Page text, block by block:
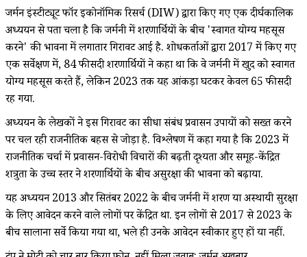
जर्मन इंस्टीट्यूट फॉर इकोनॉमिक रिसर्च (DIW) द्वारा किए गए एक दीर्घकालिक
अध्ययन से पता चला है कि जर्मनी में शरणार्थियों के बीच 'स्वागत योग्य महसूस
करने' की भावना में लगातार गिरावट आई है. शोधकर्ताओं द्वारा 2017 में किए गए
एक सर्वेक्षण में, 84 फीसदी शरणार्थियों ने कहा था कि वे जर्मनी में खुद को स्वागत
योग्य महसूस करते हैं, लेकिन 2023 तक यह आंकड़ा घटकर केवल 65 फीसदी
रह गया.
अध्ययन के लेखकों ने इस गिरावट का सीधा संबंध प्रवासन उपायों को सख्त करने
पर चल रही राजनीतिक बहस से जोड़ा है. विश्लेषण में कहा गया है कि 2023 में
राजनीतिक चर्चा में प्रवासन-विरोधी विचारों की बढ़ती दृश्यता और समूह-केंद्रित
शत्रुता के उच्च स्तर ने शरणार्थियों के बीच असुरक्षा की भावना को बढ़ाया.
यह अध्ययन 2013 और सितंबर 2022 के बीच जर्मनी में शरण या अस्थायी सुरक्षा
के लिए आवेदन करने वाले लोगों पर केंद्रित था. इन लोगों से 2017 से 2023 के
बीच सालाना सर्वे किया गया था, भले ही उनके आवेदन स्वीकार हुए हों या नहीं.